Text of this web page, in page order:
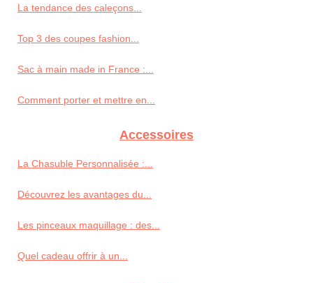
La tendance des caleçons...
Top 3 des coupes fashion...
Sac à main made in France :...
Comment porter et mettre en...
Accessoires
La Chasuble Personnalisée :...
Découvrez les avantages du...
Les pinceaux maquillage : des...
Quel cadeau offrir à un...